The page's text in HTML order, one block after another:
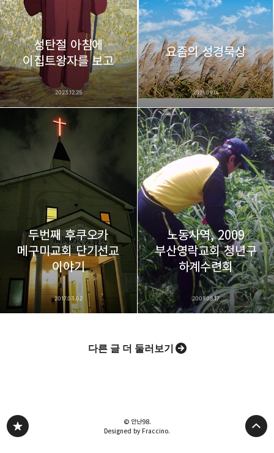
카카오스토리 밴드 네이버 블로그
성탄절 아침에
이집트왕자를 보고
2023.12.25
요즘의 성경묵상
2021.09.14
두번째 후쿠오카
메구미교회 단기선교
이야기
2017.03.02
노동사역, 2009
부산영락교회 청년구
하계수련회
2009.08.17
다른 글 더 둘러보기
© 안난98.
Designed by Fraccino.